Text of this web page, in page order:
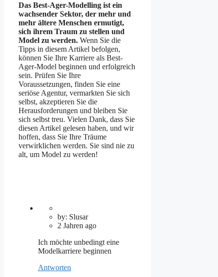
Das Best-Ager-Modelling ist ein
wachsender Sektor, der mehr und
mehr ältere Menschen ermutigt,
sich ihrem Traum zu stellen und
Model zu werden. Wenn Sie die
Tipps in diesem Artikel befolgen,
können Sie Ihre Karriere als Best-
Ager-Model beginnen und erfolgreich
sein. Prüfen Sie Ihre
Voraussetzungen, finden Sie eine
seriöse Agentur, vermarkten Sie sich
selbst, akzeptieren Sie die
Herausforderungen und bleiben Sie
sich selbst treu. Vielen Dank, dass Sie
diesen Artikel gelesen haben, und wir
hoffen, dass Sie Ihre Träume
verwirklichen werden. Sie sind nie zu
alt, um Model zu werden!
by: Slusar
2 Jahren ago
Ich möchte unbedingt eine
Modelkarriere beginnen
Antworten